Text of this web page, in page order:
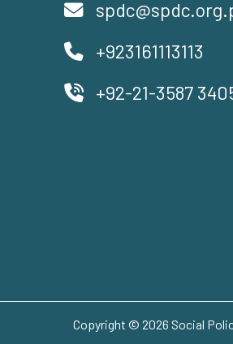
+923161113113
+92-21-3587
Copyright © 2026 Social